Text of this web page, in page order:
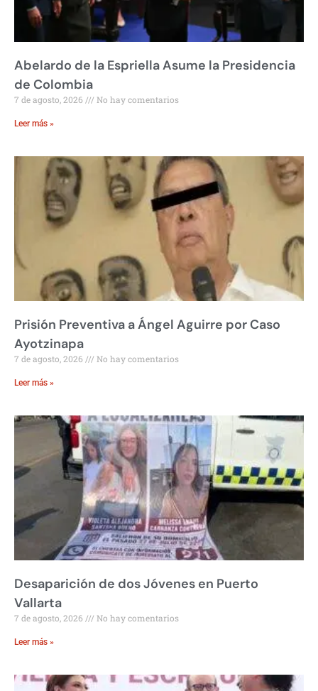
Abelardo de la Espriella Asume la Presidencia
de Colombia
7 de agosto, 2026 No hay comentarios
Leer más »
Prisión Preventiva a Ángel Aguirre por Caso
Ayotzinapa
7 de agosto, 2026 No hay comentarios
Leer más »
Desaparición de dos Jóvenes en Puerto
Vallarta
7 de agosto, 2026 No hay comentarios
Leer más »